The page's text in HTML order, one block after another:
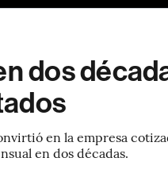
dos
en la empresa
en dos décadas.